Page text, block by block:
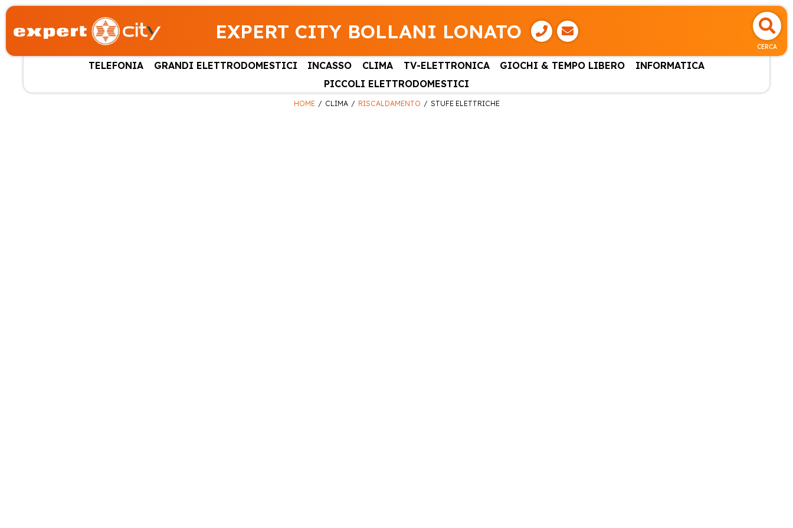
EXPERT CITY BOLLANI LONATO
CERCA
TELEFONIA GRANDI ELETTRODOMESTICI INCASSO CLIMA TV-ELETTRONICA GIOCHI & TEMPO LIBERO
INFORMATICA
PICCOLI ELETTRODOMESTICI
HOME CLIMA RISCALDAMENTO STUFE ELETTRICHE